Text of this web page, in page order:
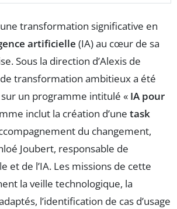
transformation significative en
artificielle (IA) au cœur de sa
Sous la direction d’Alexis de
transformation ambitieux a été
un programme intitulé « IA pour
inclut la création d’une task
du changement,
Joubert, responsable de
et de l’IA. Les missions de cette
la veille technologique, la
l’identification de cas d’usage